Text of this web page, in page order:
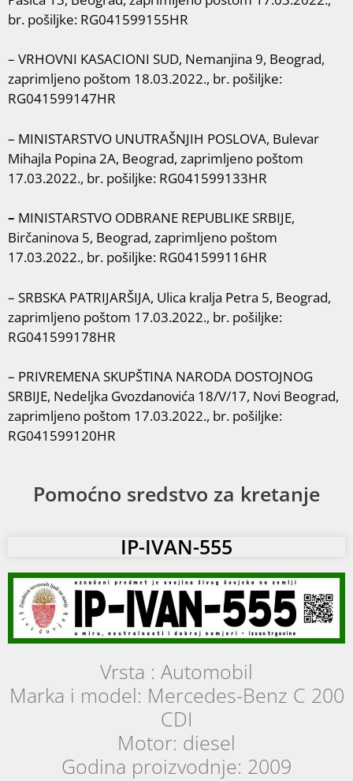
br. pošiljke: RG041599155HR
– VRHOVNI KASACIONI SUD, Nemanjina 9, Beograd,
zaprimljeno poštom 18.03.2022., br. pošiljke:
RG041599147HR
– MINISTARSTVO UNUTRAŠNJIH POSLOVA, Bulevar
Mihajla Popina 2A, Beograd, zaprimljeno poštom
17.03.2022., br. pošiljke: RG041599133HR
– MINISTARSTVO ODBRANE REPUBLIKE SRBIJE,
Birčaninova 5, Beograd, zaprimljeno poštom
17.03.2022., br. pošiljke: RG041599116HR
– SRBSKA PATRIJARŠIJA, Ulica kralja Petra 5, Beograd,
zaprimljeno poštom 17.03.2022., br. pošiljke:
RG041599178HR
– PRIVREMENA SKUPŠTINA NARODA DOSTOJNOG
SRBIJE, Nedeljka Gvozdanovića 18/V/17, Novi Beograd,
zaprimljeno poštom 17.03.2022., br. pošiljke:
RG041599120HR
Pomoćno sredstvo za kretanje
IP-IVAN-555
Vrsta : Automobil
Marka i model: Mercedes-Benz C 200
CDI
Motor: diesel
Godina proizvodnje: 2009